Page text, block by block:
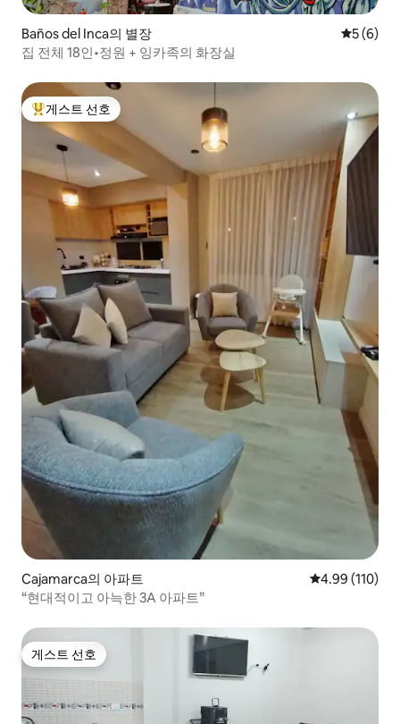
Baños del Inca의 별장 평점 5점
5 (6)
집 전체 18인•정원 + 잉카족의 화장실
상위 게스트 선호
게스트 선호
Cajamarca의 아파트 평점 4.99점(5
4.99 (110)
“현대적이고 아늑한 3A 아파트”
게스트 선호
게스트 선호